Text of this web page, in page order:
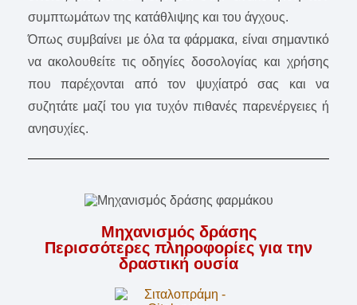
συμπτωμάτων της κατάθλιψης και του άγχους.
Όπως συμβαίνει με όλα τα φάρμακα, είναι σημαντικό
να ακολουθείτε τις οδηγίες δοσολογίας και χρήσης
που παρέχονται από τον ψυχίατρό σας και να
συζητάτε μαζί του για τυχόν πιθανές παρενέργειες ή
ανησυχίες.
Μηχανισμός δράσης
Περισσότερες πληροφορίες για την
δραστική ουσία